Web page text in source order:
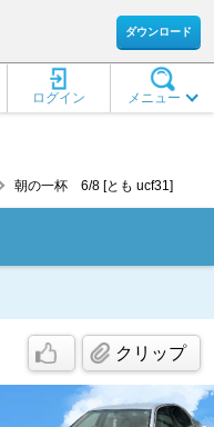
ダウンロード
メニュー
ログイン
朝の一杯 6/8 [とも ucf31]
クリップ